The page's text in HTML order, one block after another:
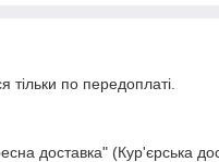
тільки по передоплаті.
доставка" (Кур'єрська